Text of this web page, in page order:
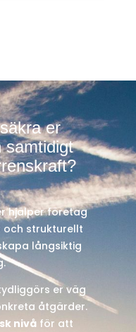
er
samtidigt
hjälper företag
strukturellt
långsiktig
er väg
åtgärder.
nivå för att